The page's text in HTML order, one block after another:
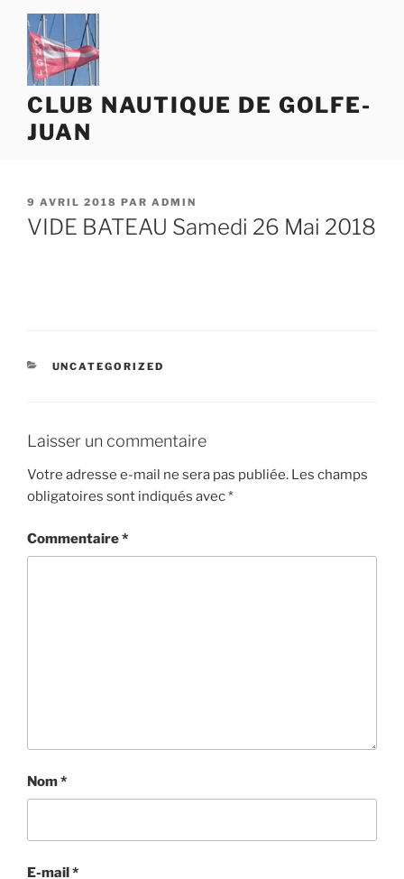
Aller
contenu
principal
CLUB NAUTIQUE DE GOLFE-
JUAN
PUBLIÉ
LE
9 AVRIL 2018 PAR ADMIN
VIDE BATEAU Samedi 26 Mai 2018
CATÉGORIES
UNCATEGORIZED
Laisser un commentaire
Votre adresse e-mail ne sera pas publiée. Les champs
obligatoires sont indiqués avec*
Commentaire*
Nom*
E-mail*